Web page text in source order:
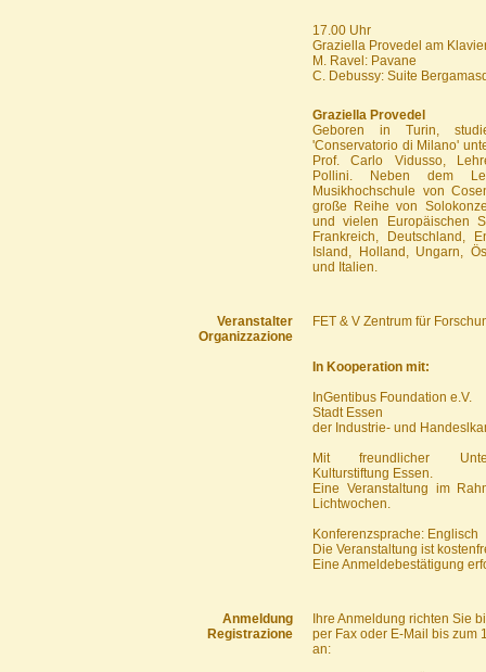
17.00 Uhr
Graziella Provedel am
M. Ravel: Pavane
C. Debussy: Suite
Graziella Provedel
Geboren in Turin,
'Conservatorio di Milano'
Prof. Carlo Vidusso,
Pollini. Neben dem
Musikhochschule von
große Reihe von
und vielen Europäischen
Frankreich, Deutschland,
Island, Holland, Ungarn,
und Italien.
Veranstalter
Organizzazione
FET & V Zentrum für
In Kooperation mit:
InGentibus Foundation e.V.
Stadt Essen
der Industrie- und
Mit freundlicher
Kulturstiftung Essen.
Eine Veranstaltung im
Lichtwochen.
Konferenzsprache: Englisch
Die Veranstaltung ist
Eine Anmeldebestätigung
Anmeldung
Registrazione
Ihre Anmeldung richten Sie
per Fax oder E-Mail bis zum
an: